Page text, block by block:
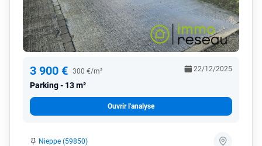
3 900 € 300 €/m²
Parking 13 m²
22/12/2025
Ouvrir l'analyse
Nieppe (59850)